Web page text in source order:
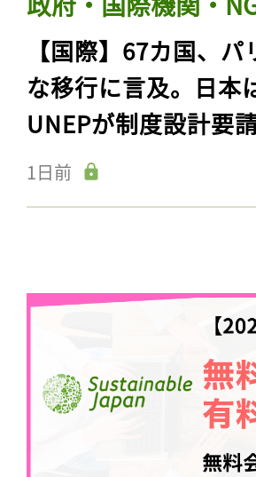
【国際】67カ国、
な移行に言及。日本
UNEPが制度設計要
1日前